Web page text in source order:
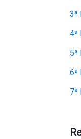
3ª
4ª
5ª
6ª
7ª